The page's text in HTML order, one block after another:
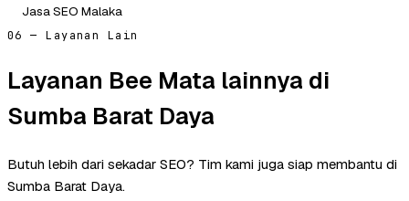
Jasa SEO Malaka
06 — Layanan Lain
Layanan Bee Mata lainnya di
Sumba Barat Daya
Butuh lebih dari sekadar SEO? Tim kami juga siap membantu di
Sumba Barat Daya.